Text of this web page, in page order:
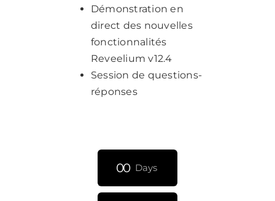
Démonstration en
direct des nouvelles
fonctionnalités
Reveelium v12.4
Session de questions-
réponses
00 Days